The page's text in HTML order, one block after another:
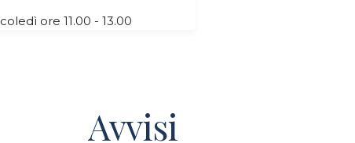
ore 11.00 - 13.00
Avvisi